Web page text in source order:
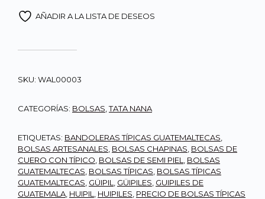
AÑADIR A LA LISTA DE DESEOS
SKU: WAL00003
CATEGORÍAS: BOLSAS ,TATA NANA
ETIQUETAS: BANDOLERAS TÍPICAS GUATEMALTECAS
BOLSAS ARTESANALES BOLSAS CHAPINAS BOLSAS DE
CUERO CON TÍPICO BOLSAS DE SEMI PIEL
BOLSAS
GUATEMALTECAS BOLSAS TÍPICAS BOLSAS TÍPICAS
GUATEMALTECAS GÜIPIL GÜIPILES GUIPILES DE
GUATEMALA HUIPIL HUIPILES PRECIO DE BOLSAS TÍPICAS